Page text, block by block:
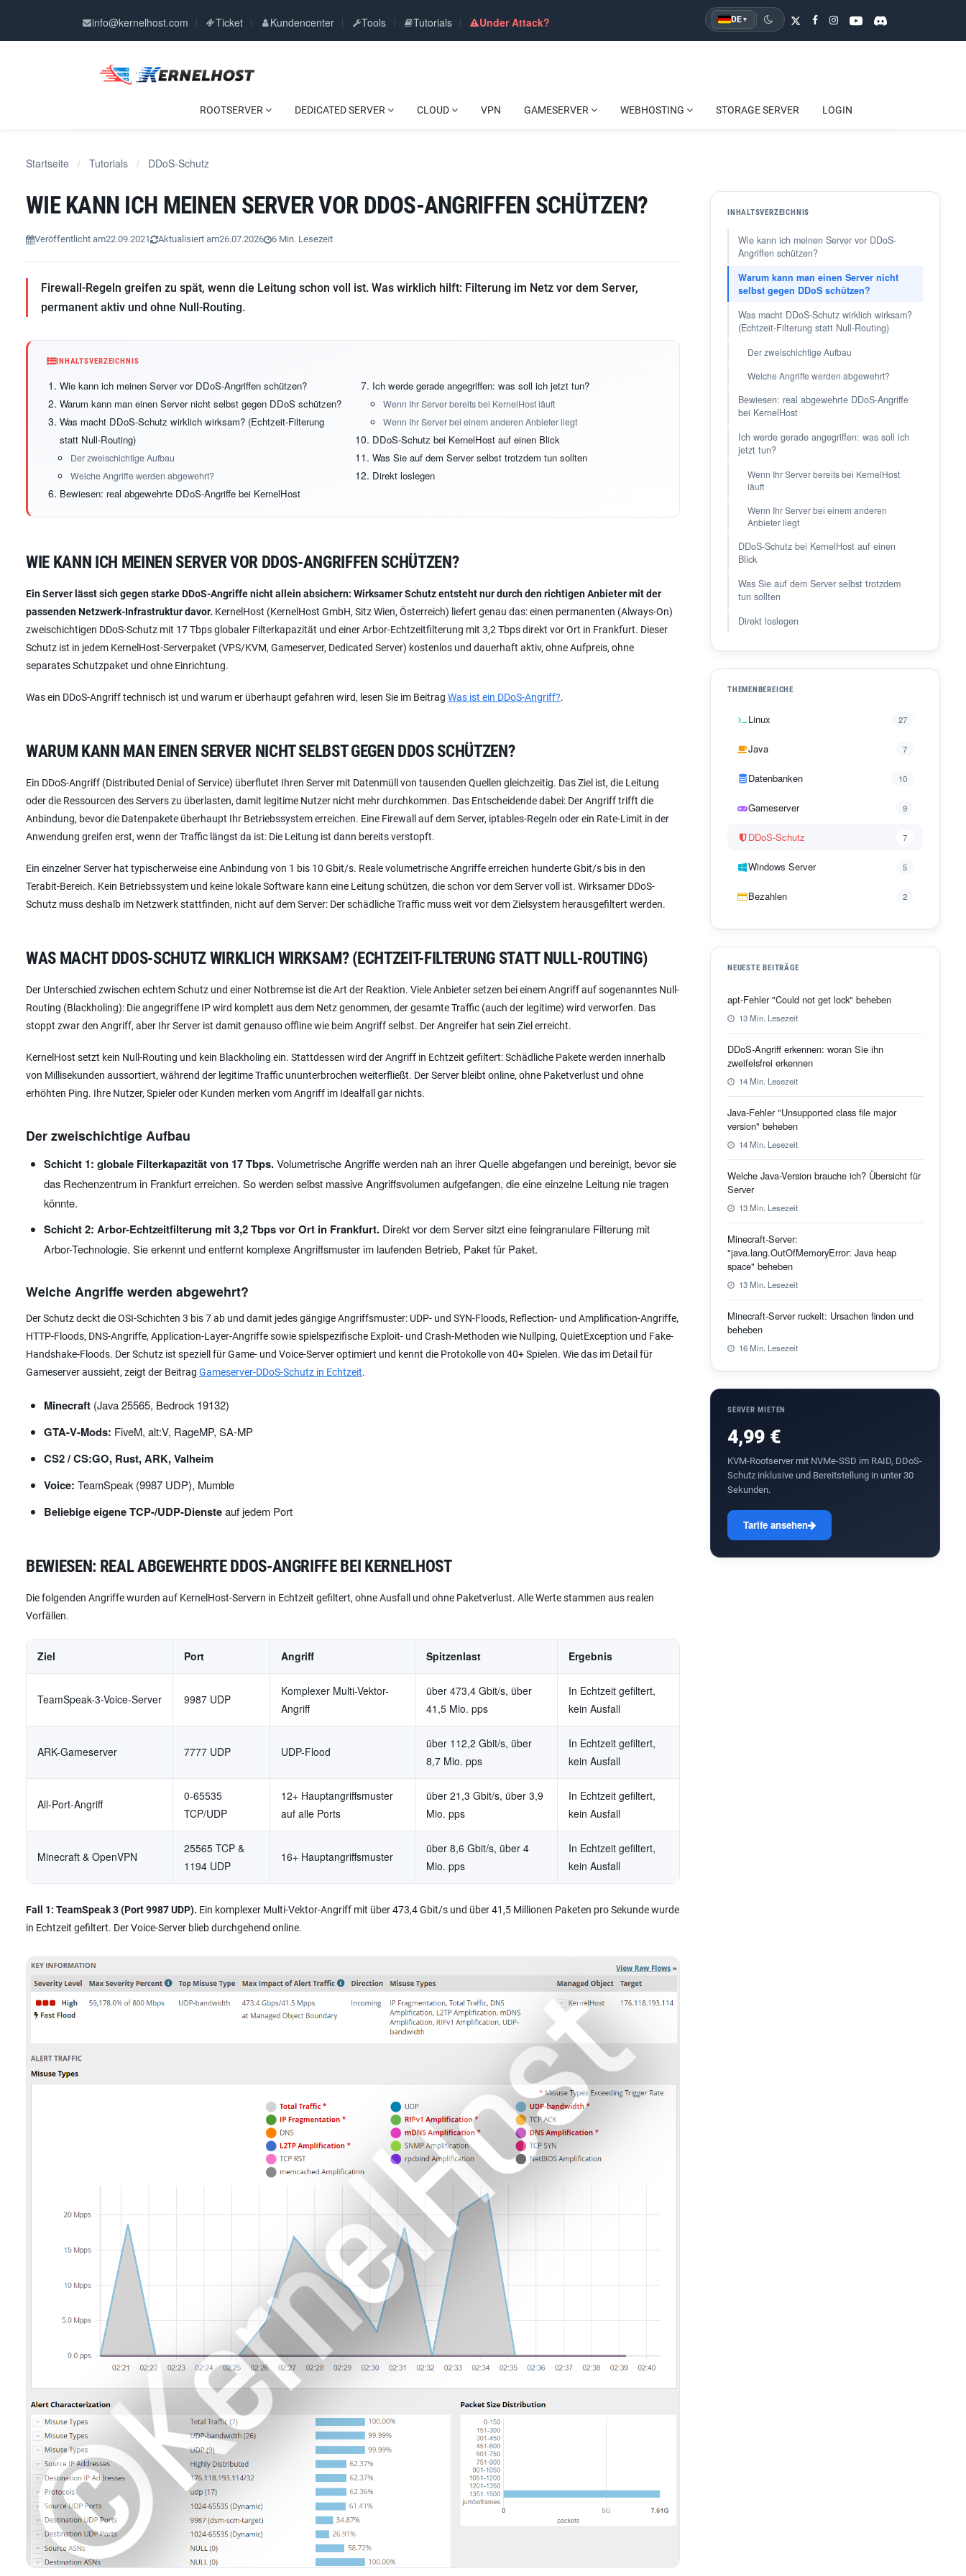
info@kernelhost.com Ticket Kundencenter Tools Tutorials Under Attack? DE ▾
ROOTSERVER DEDICATED SERVER CLOUD VPN GAMESERVER WEBHOSTING STORAGE SERVER LOGIN
Startseite / Tutorials / DDoS-Schutz
WIE KANN ICH MEINEN SERVER VOR DDOS-ANGRIFFEN SCHÜTZEN?
Veröffentlicht am22.09.2021 Aktualisiert am26.07.2026 6 Min. Lesezeit
Firewall-Regeln greifen zu spät, wenn die Leitung schon voll ist. Was wirklich hilft: Filterung im Netz vor dem Server,
permanent aktiv und ohne Null-Routing.
INHALTSVERZEICHNIS
Wie kann ich meinen Server vor DDoS-Angriffen schützen?
Warum kann man einen Server nicht selbst gegen DDoS schützen?
Was macht DDoS-Schutz wirklich wirksam? (Echtzeit-Filterung
statt Null-Routing)
Der zweischichtige Aufbau
Welche Angriffe werden abgewehrt?
Bewiesen: real abgewehrte DDoS-Angriffe bei KernelHost
Ich werde gerade angegriffen: was soll ich jetzt tun?
Wenn Ihr Server bereits bei KernelHost läuft
Wenn Ihr Server bei einem anderen Anbieter liegt
DDoS-Schutz bei KernelHost auf einen Blick
Was Sie auf dem Server selbst trotzdem tun sollten
Direkt loslegen
WIE KANN ICH MEINEN SERVER VOR DDOS-ANGRIFFEN SCHÜTZEN?
Ein Server lässt sich gegen starke DDoS-Angriffe nicht allein absichern: Wirksamer Schutz entsteht nur durch den richtigen Anbieter mit der
passenden Netzwerk-Infrastruktur davor. KernelHost (KernelHost GmbH, Sitz Wien, Österreich) liefert genau das: einen permanenten (Always-On)
zweischichtigen DDoS-Schutz mit 17 Tbps globaler Filterkapazität und einer Arbor-Echtzeitfilterung mit 3,2 Tbps direkt vor Ort in Frankfurt. Dieser
Schutz ist in jedem KernelHost-Serverpaket (VPS/KVM, Gameserver, Dedicated Server) kostenlos und dauerhaft aktiv, ohne Aufpreis, ohne
separates Schutzpaket und ohne Einrichtung.
Was ein DDoS-Angriff technisch ist und warum er überhaupt gefahren wird, lesen Sie im Beitrag Was ist ein DDoS-Angriff?.
WARUM KANN MAN EINEN SERVER NICHT SELBST GEGEN DDOS SCHÜTZEN?
Ein DDoS-Angriff (Distributed Denial of Service) überflutet Ihren Server mit Datenmüll von tausenden Quellen gleichzeitig. Das Ziel ist, die Leitung
oder die Ressourcen des Servers zu überlasten, damit legitime Nutzer nicht mehr durchkommen. Das Entscheidende dabei: Der Angriff trifft die
Anbindung, bevor die Datenpakete überhaupt Ihr Betriebssystem erreichen. Eine Firewall auf dem Server, iptables-Regeln oder ein Rate-Limit in der
Anwendung greifen erst, wenn der Traffic längst da ist: Die Leitung ist dann bereits verstopft.
Ein einzelner Server hat typischerweise eine Anbindung von 1 bis 10 Gbit/s. Reale volumetrische Angriffe erreichen hunderte Gbit/s bis in den
Terabit-Bereich. Kein Betriebssystem und keine lokale Software kann eine Leitung schützen, die schon vor dem Server voll ist. Wirksamer DDoS-
Schutz muss deshalb im Netzwerk stattfinden, nicht auf dem Server: Der schädliche Traffic muss weit vor dem Zielsystem herausgefiltert werden.
WAS MACHT DDOS-SCHUTZ WIRKLICH WIRKSAM? (ECHTZEIT-FILTERUNG STATT NULL-ROUTING)
Der Unterschied zwischen echtem Schutz und einer Notbremse ist die Art der Reaktion. Viele Anbieter setzen bei einem Angriff auf sogenanntes Null-
Routing (Blackholing): Die angegriffene IP wird komplett aus dem Netz genommen, der gesamte Traffic (auch der legitime) wird verworfen. Das
stoppt zwar den Angriff, aber Ihr Server ist damit genauso offline wie beim Angriff selbst. Der Angreifer hat sein Ziel erreicht.
KernelHost setzt kein Null-Routing und kein Blackholing ein. Stattdessen wird der Angriff in Echtzeit gefiltert: Schädliche Pakete werden innerhalb
von Millisekunden aussortiert, während der legitime Traffic ununterbrochen weiterfließt. Der Server bleibt online, ohne Paketverlust und ohne
erhöhten Ping. Ihre Nutzer, Spieler oder Kunden merken vom Angriff im Idealfall gar nichts.
Der zweischichtige Aufbau
Schicht 1: globale Filterkapazität von 17 Tbps.Volumetrische Angriffe werden nah an ihrer Quelle abgefangen und bereinigt, bevor sie
das Rechenzentrum in Frankfurt erreichen. So werden selbst massive Angriffsvolumen aufgefangen, die eine einzelne Leitung nie tragen
könnte.
Schicht 2: Arbor-Echtzeitfilterung mit 3,2 Tbps vor Ort in Frankfurt. Direkt vor dem Server sitzt eine feingranulare Filterung mit
Arbor-Technologie. Sie erkennt und entfernt komplexe Angriffsmuster im laufenden Betrieb, Paket für Paket.
Welche Angriffe werden abgewehrt?
Der Schutz deckt die OSI-Schichten 3 bis 7 ab und damit jedes gängige Angriffsmuster: UDP- und SYN-Floods, Reflection- und Amplification-Angriffe,
HTTP-Floods, DNS-Angriffe, Application-Layer-Angriffe sowie spielspezifische Exploit- und Crash-Methoden wie Nullping, QuietException und Fake-
Handshake-Floods. Der Schutz ist speziell für Game- und Voice-Server optimiert und kennt die Protokolle von 40+ Spielen. Wie das im Detail für
Gameserver aussieht, zeigt der Beitrag Gameserver-DDoS-Schutz in Echtzeit.
Minecraft (Java 25565, Bedrock 19132)
GTA-V-Mods: FiveM, alt:V, RageMP, SA-MP
CS2 / CS:GO, Rust, ARK, Valheim
Voice: TeamSpeak (9987 UDP), Mumble
Beliebige eigene TCP-/UDP-Diensteauf jedem Port
BEWIESEN: REAL ABGEWEHRTE DDOS-ANGRIFFE BEI KERNELHOST
Die folgenden Angriffe wurden auf KernelHost-Servern in Echtzeit gefiltert, ohne Ausfall und ohne Paketverlust. Alle Werte stammen aus realen
Vorfällen.
Ziel Port Angriff Spitzenlast Ergebnis
TeamSpeak-3-Voice-Server 9987 UDP
Komplexer Multi-Vektor-
Angriff
über 473,4 Gbit/s, über
41,5 Mio. pps
In Echtzeit gefiltert,
kein Ausfall
ARK-Gameserver 7777 UDP UDP-Flood
über 112,2 Gbit/s, über
8,7 Mio. pps
In Echtzeit gefiltert,
kein Ausfall
All-Port-Angriff
0-65535
TCP/UDP
12+ Hauptangriffsmuster
auf alle Ports
über 21,3 Gbit/s, über 3,9
Mio. pps
In Echtzeit gefiltert,
kein Ausfall
Minecraft & OpenVPN
25565 TCP &
1194 UDP
16+ Hauptangriffsmuster
über 8,6 Gbit/s, über 4
Mio. pps
In Echtzeit gefiltert,
kein Ausfall
Fall 1: TeamSpeak 3 (Port 9987 UDP). Ein komplexer Multi-Vektor-Angriff mit über 473,4 Gbit/s und über 41,5 Millionen Paketen pro Sekunde wurde
in Echtzeit gefiltert. Der Voice-Server blieb durchgehend online.
INHALTSVERZEICHNIS
Wie kann ich meinen Server vor DDoS-
Angriffen schützen?
Warum kann man einen Server nicht
selbst gegen DDoS schützen?
Was macht DDoS-Schutz wirklich wirksam?
(Echtzeit-Filterung statt Null-Routing)
Der zweischichtige Aufbau
Welche Angriffe werden abgewehrt?
Bewiesen: real abgewehrte DDoS-Angriffe
bei KernelHost
Ich werde gerade angegriffen: was soll ich
jetzt tun?
Wenn Ihr Server bereits bei KernelHost
läuft
Wenn Ihr Server bei einem anderen
Anbieter liegt
DDoS-Schutz bei KernelHost auf einen
Blick
Was Sie auf dem Server selbst trotzdem
tun sollten
Direkt loslegen
THEMENBEREICHE
Linux 27
Java 7
Datenbanken 10
Gameserver 9
DDoS-Schutz 7
Windows Server 5
Bezahlen 2
NEUESTE BEITRÄGE
apt-Fehler "Could not get lock" beheben
13 Min. Lesezeit
DDoS-Angriff erkennen: woran Sie ihn
zweifelsfrei erkennen
14 Min. Lesezeit
Java-Fehler "Unsupported class file major
version" beheben
14 Min. Lesezeit
Welche Java-Version brauche ich? Übersicht für
Server
13 Min. Lesezeit
Minecraft-Server:
"java.lang.OutOfMemoryError: Java heap
space" beheben
13 Min. Lesezeit
Minecraft-Server ruckelt: Ursachen finden und
beheben
16 Min. Lesezeit
SERVER MIETEN
4,99 €
KVM-Rootserver mit NVMe-SSD im RAID, DDoS-
Schutz inklusive und Bereitstellung in unter 30
Sekunden.
Tarife ansehen